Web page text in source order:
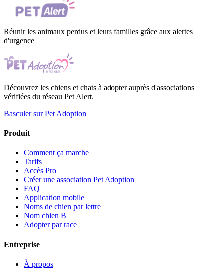
Réunir les animaux perdus et leurs familles grâce aux alertes
d'urgence
Découvrez les chiens et chats à adopter auprès d'associations
vérifiées du réseau Pet Alert.
Basculer sur Pet Adoption
Produit
Comment ça marche
Tarifs
Accès Pro
Créer une association Pet Adoption
FAQ
Application mobile
Noms de chien par lettre
Nom chien B
Adopter par race
Entreprise
À propos